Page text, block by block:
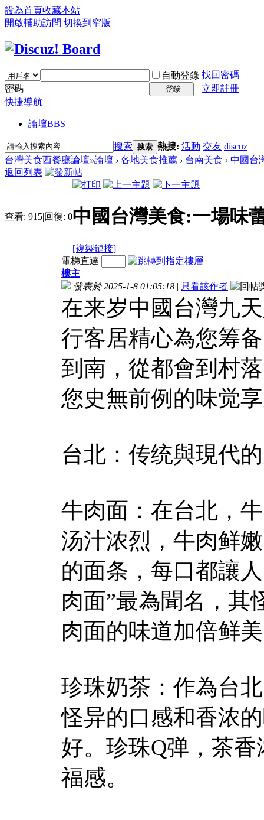
設為首頁收藏本站
開啟輔助訪問 切換到窄版
自動登錄 找回密碼
密碼
登錄
立即註冊
快捷導航
論壇BBS
搜索 搜索 熱搜: 活動 交友 discuz
台灣美食西餐廳論壇»論壇 › 各地美食推薦 › 台南美食 › 中國台
返回列表
查看: 915|回復: 0中國台灣美食:一場味
[複製鏈接]
電梯直達
樓主
發表於 2025-1-8 01:05:18 | 只看該作者
在来岁中國台灣九
行客居精心為您筹
到南，從都會到村
您史無前例的味觉
台北：传统與現代
牛肉面：在台北，
汤汁浓烈，牛肉鲜
的面条，每口都讓
肉面”最為聞名，其
肉面的味道加倍鲜
珍珠奶茶：作為台
怪异的口感和香浓
好。珍珠Q弹，茶
福感。